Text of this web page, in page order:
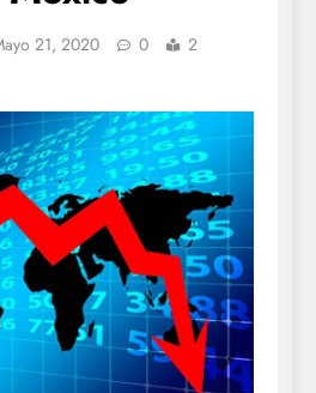
21, 2020 0
2